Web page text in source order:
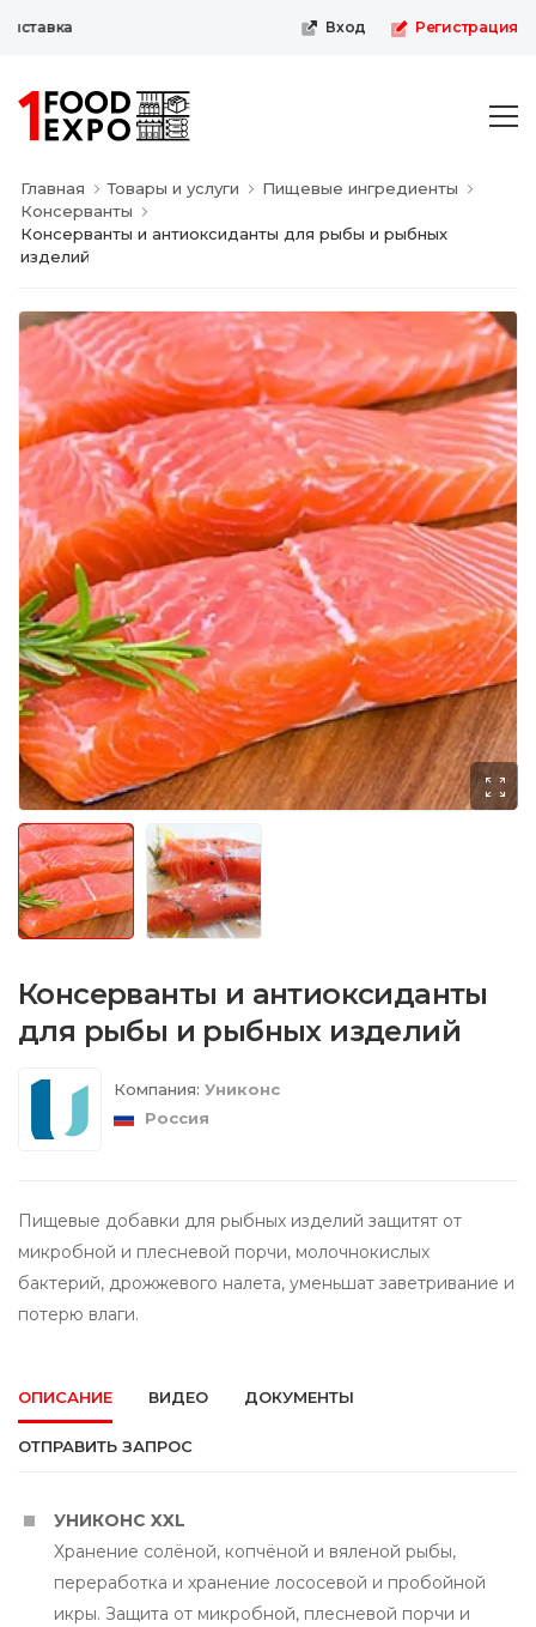
Вход Регистрация
Главная Товары и услуги
Пищевые ингредиенты
Консерванты
Консерванты и антиоксиданты для рыбы и рыбных
изделий
Консерванты и антиоксиданты
для рыбы и рыбных изделий
Компания: Униконс
Россия
Пищевые добавки для рыбных изделий защитят от
микробной и плесневой порчи, молочнокислых
бактерий, дрожжевого налета, уменьшат заветривание и
потерю влаги.
ОПИСАНИЕ ВИДЕО ДОКУМЕНТЫ
ОТПРАВИТЬ ЗАПРОС
УНИКОНС XXL
Хранение солёной, копчёной и вяленой рыбы,
переработка и хранение лососевой и пробойной
икры. Защита от микробной, плесневой порчи и